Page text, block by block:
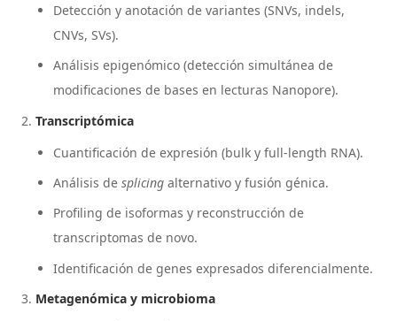
Detección y anotación de variantes (SNVs, indels,
CNVs, SVs).
Análisis epigenómico (detección simultánea de
modificaciones de bases en lecturas Nanopore).
Transcriptómica
Cuantificación de expresión (bulk y full-length RNA).
Análisis de splicing alternativo y fusión génica.
Profiling de isoformas y reconstrucción de
transcriptomas de novo.
Identificación de genes expresados diferencialmente.
Metagenómica y microbioma